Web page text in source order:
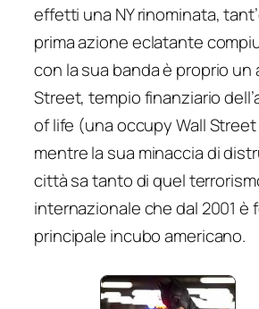
effetti una NY rinominata,
prima azione eclatante
con la sua banda è proprio un
Street, tempio finanziario
of life (unaoccupy Wall Street
mentre la sua minaccia di
città sa tanto di quel
internazionale che dal 2001 è
principale incubo americano.